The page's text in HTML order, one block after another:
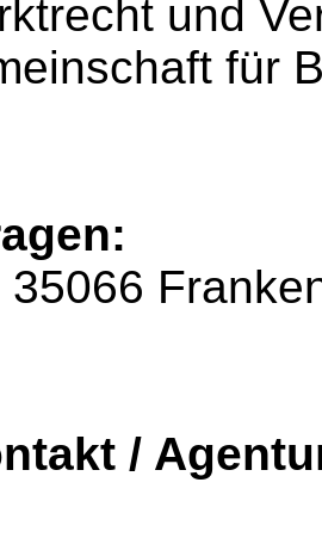
und
für
35066
/